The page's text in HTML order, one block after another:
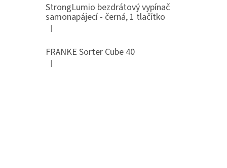
StrongLumio bezdrátový vypínač
samonapájecí - černá, 1 tlačítko
Hodnocení produktu je 4 z 5 hvězdiček.
|
FRANKE Sorter Cube 40
Hodnocení produktu je 3 z 5 hvězdiček.
|